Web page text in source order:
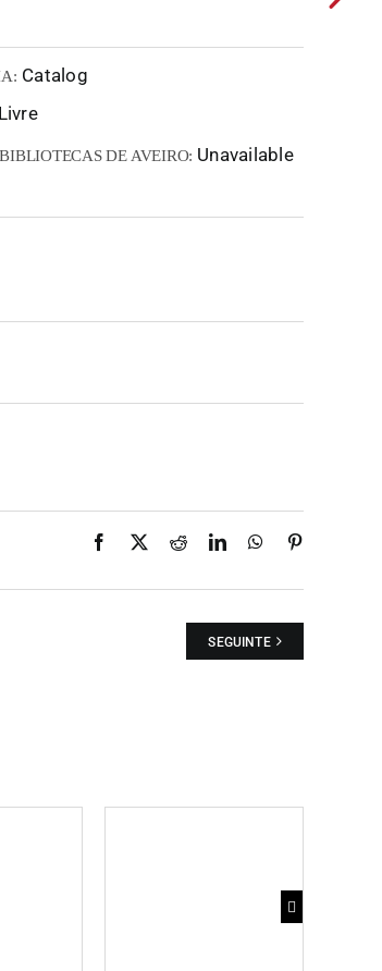
Catalog
Livre
DE AVEIRO: Unavailable
Facebook
X RedditLinkedInWhatsApp
SEGUINTE